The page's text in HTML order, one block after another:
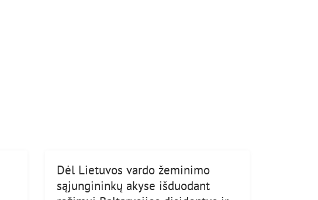
Dėl Lietuvos vardo žeminimo
sąjungininkų akyse išduodant